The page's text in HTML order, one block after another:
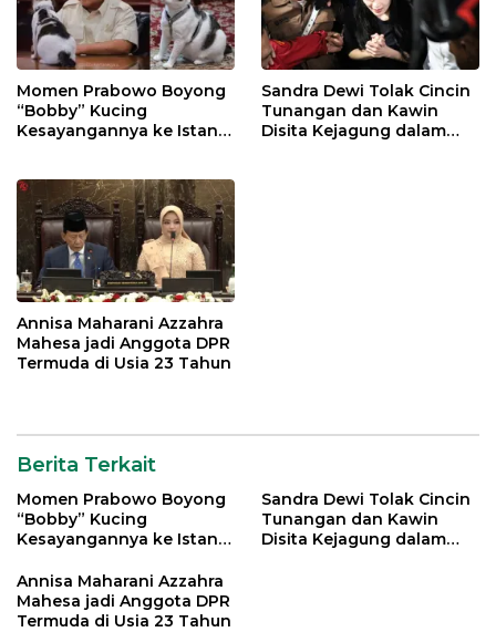
Momen Prabowo Boyong
“Bobby” Kucing
Kesayangannya ke Istana
Sandra Dewi Tolak Cincin
Tunangan dan Kawin
Disita Kejagung dalam
Annisa Maharani Azzahra
Mahesa jadi Anggota DPR
Termuda di Usia 23 Tahun
Berita Terkait
Momen Prabowo Boyong
“Bobby” Kucing
Kesayangannya ke Istana
Sandra Dewi Tolak Cincin
Tunangan dan Kawin
Disita Kejagung dalam
Annisa Maharani Azzahra
Mahesa jadi Anggota DPR
Termuda di Usia 23 Tahun